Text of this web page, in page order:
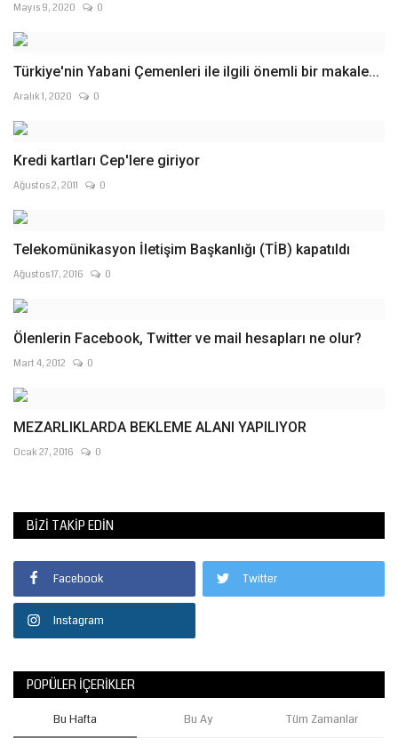
Mayıs 9, 2020 0
Türkiye'nin Yabani Çemenleri ile ilgili önemli bir makale...
Aralık 1, 2020 0
Kredi kartları Cep'lere giriyor
Ağustos 2, 2011 0
Telekomünikasyon İletişim Başkanlığı (TİB) kapatıldı
Ağustos 17, 2016 0
Ölenlerin Facebook, Twitter ve mail hesapları ne olur?
Mart 4, 2012 0
MEZARLIKLARDA BEKLEME ALANI YAPILIYOR
Ocak 27, 2016 0
BIZI TAKIP EDIN
Facebook Twitter
Instagram
POPÜLER İÇERIKLER
Bu Hafta Bu Ay Tüm Zamanlar